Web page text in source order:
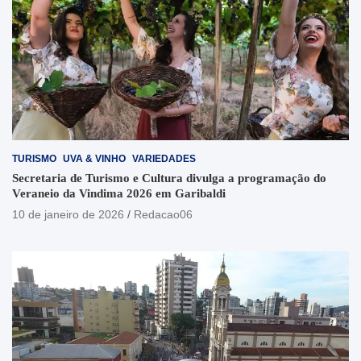
TURISMO UVA & VINHO VARIEDADES
Secretaria de Turismo e Cultura divulga a programação do
Veraneio da Vindima 2026 em Garibaldi
10 de janeiro de 2026
Redacao06